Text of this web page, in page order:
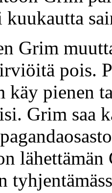
Grim
pois.
käy pienen
Grim saa